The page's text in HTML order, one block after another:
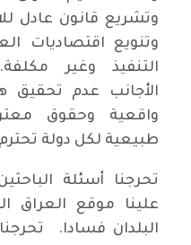
وتشريع قانون عادل
وتنويع اقتصاديات
التنفيذ وغير
الأجانب عدم تحقيق
واقعية وحقوق
طبيعية لكل دولة
تحرجنا أسئلة
علينا موقع العراق
البلدان فسادا.